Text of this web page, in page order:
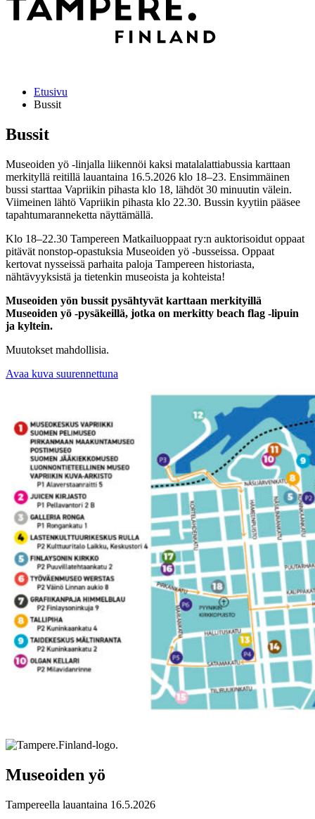
Etusivu
Bussit
Bussit
Museoiden yö -linjalla liikennöi kaksi matalalattiabussia karttaan
merkityllä reitillä lauantaina 16.5.2026 klo 18–23. Ensimmäinen
bussi starttaa Vapriikin pihasta klo 18, lähdöt 30 minuutin välein.
Viimeinen lähtö Vapriikin pihasta klo 22.30. Bussin kyytiin pääsee
tapahtumaranneketta näyttämällä.
Klo 18–22.30 Tampereen Matkailuoppaat ry:n auktorisoidut oppaat
pitävät nonstop-opastuksia Museoiden yö -busseissa. Oppaat
kertovat nysseissä parhaita paloja Tampereen historiasta,
nähtävyyksistä ja tietenkin museoista ja kohteista!
Museoiden yön bussit pysähtyvät karttaan merkityillä
Museoiden yö -pysäkeillä, jotka on merkitty beach flag -lipuin
ja kyltein.
Muutokset mahdollisia.
Avaa kuva suurennettuna
Museoiden yö
Tampereella lauantaina 16.5.2026